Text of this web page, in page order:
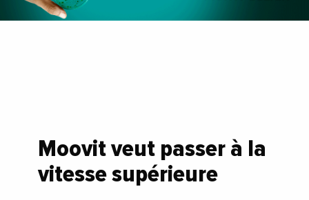
Moovit veut passer à la
vitesse supérieure